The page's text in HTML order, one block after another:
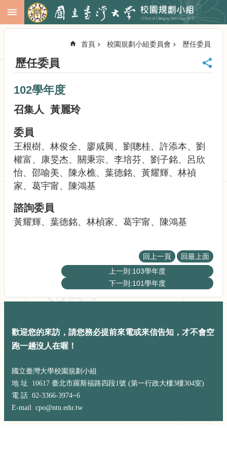
跳到主要內容區塊
回
頁
臺
大
首
頁
校
務
會
議
務
發
展
相
結
網
站
覽
關
於
首頁 校園規劃小組委員會 歷任委員
歷任委員
102學年度
召集人 黃麗玲
委員
王根樹、林俊全、廖咸興、劉聰桂、許添本、劉
權富、康旻杰、關秉宗、李培芬、劉子銘、呂欣
怡、邵喻美、陳永樵、葉德銘、黃耀輝、林禎
家、葛宇甯、陳鴻基
諮詢委員
黃耀輝、葉德銘、林楨家、葛宇甯、陳鴻基
回上一頁
回最上面
上一則:103學年度
下一則:101學年度
歡迎您的來訪，請您務必提前來電或來信告知，才不會空
跑一趟沒人在喔！
國立臺灣大學校園規劃小組
地 址 10617 臺北市羅斯福路四段1號 (第一行政大樓3樓304室)
電 話 02-3366-3974~6
E-mail cpo@ntu.edu.tw